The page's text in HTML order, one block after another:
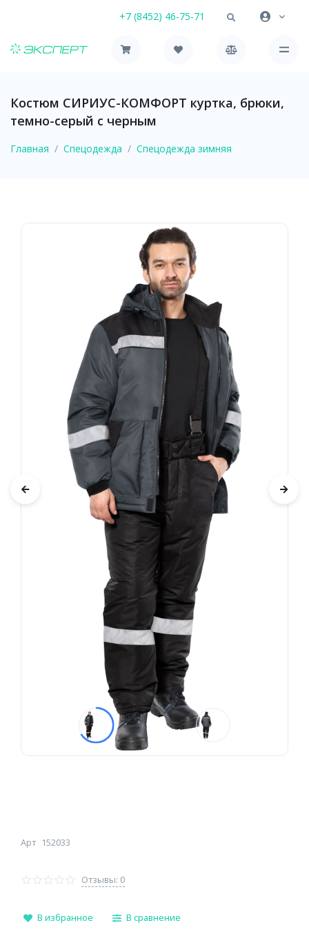
+7 (8452) 46-75-71
Костюм СИРИУС-КОМФОРТ куртка, брюки,
темно-серый с черным
Главная Спецодежда Спецодежда зимняя
Арт 152033
Отзывы: 0
В избранное В сравнение